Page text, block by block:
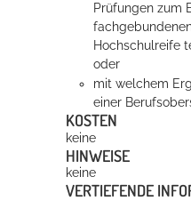
Prüfungen zum
Hochschulreife
oder
mit welchem
einer
KOSTEN
keine
HINWEISE
keine
VERTIEFENDE